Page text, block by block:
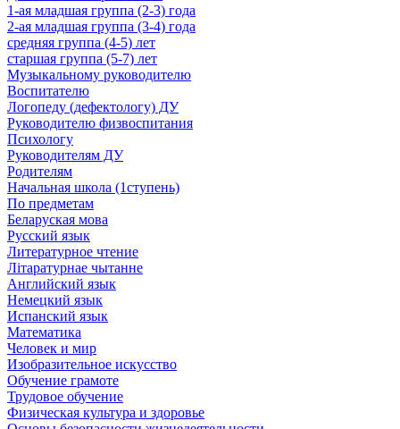
1-ая младшая группа (2-3) года
2-ая младшая группа (3-4) года
средняя группа (4-5) лет
старшая группа (5-7) лет
Музыкальному руководителю
Воспитателю
Логопеду (дефектологу) ДУ
Руководителю физвоспитания
Психологу
Руководителям ДУ
Родителям
Начальная школа (1ступень)
По предметам
Беларуская мова
Русский язык
Литературное чтение
Літаратурнае чытанне
Английский язык
Немецкий язык
Испанский язык
Математика
Человек и мир
Изобразительное искусство
Обучение грамоте
Трудовое обучение
Физическая культура и здоровье